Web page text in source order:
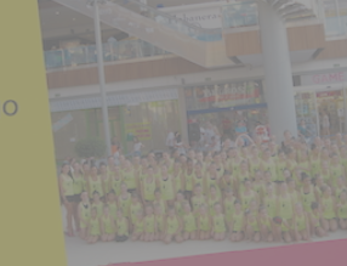
2026
Virgen de la Salud y San Miguel
y celebración
COMARCA